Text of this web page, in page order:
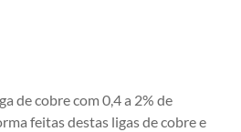
de cobre com 0,4 a 2% de
feitas destas ligas de cobre e